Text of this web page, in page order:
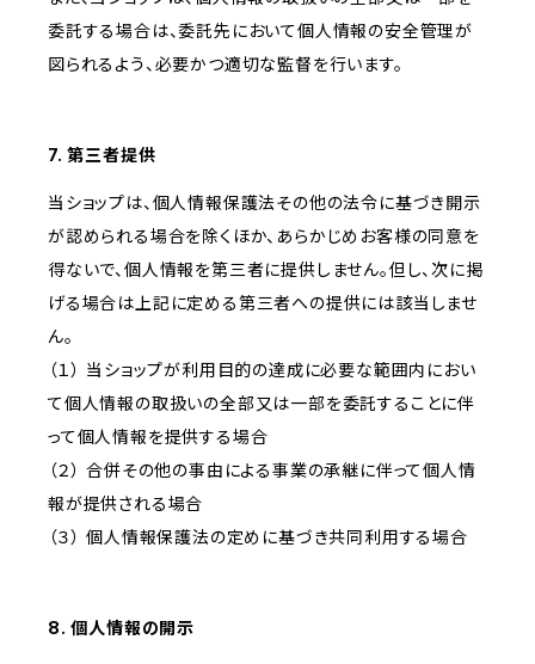
委託する場合は、委託先において個人情報の安全管理が
図られるよう、必要かつ適切な監督を行います。
7. 第三者提供
当ショップは、個人情報保護法その他の法令に基づき開示
が認められる場合を除くほか、あらかじめお客様の同意を
得ないで、個人情報を第三者に提供しません。但し、次に掲
げる場合は上記に定める第三者への提供には該当しませ
ん。
（１） 当ショップが利用目的の達成に必要な範囲内におい
て個人情報の取扱いの全部又は一部を委託することに伴
って個人情報を提供する場合
（２） 合併その他の事由による事業の承継に伴って個人情
報が提供される場合
（３） 個人情報保護法の定めに基づき共同利用する場合
8. 個人情報の開示